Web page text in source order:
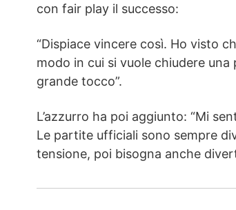
con fair play il successo:
“Dispiace vincere così. Ho visto
modo in cui si vuole chiudere
grande tocco”.
L’azzurro ha poi aggiunto: “Mi
Le partite ufficiali sono sempre
tensione, poi bisogna anche